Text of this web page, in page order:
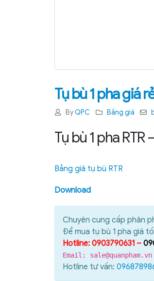
Tụ bù 1 pha giá
ByQPC Bảng giá
Tụ bù 1 pha RTR
Bảng giá tụ bù RTR
Download
Chuyên cung cấp phân
Để mua tụ bù 1 pha giá
Hotline: 0903790631 –
Email: sale@quanpham.vn
Hotline tư vấn: